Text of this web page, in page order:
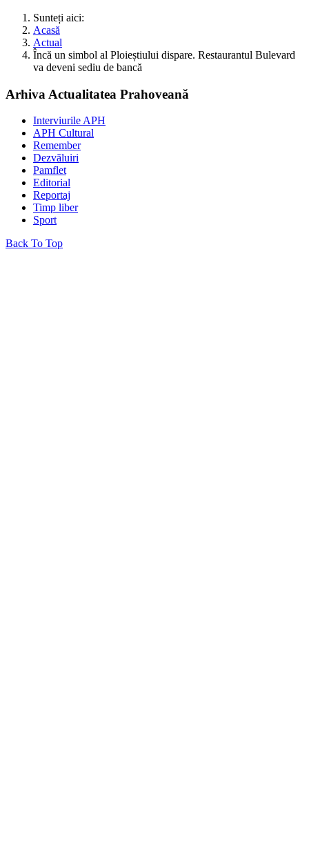
Sunteți aici:
Acasă
Actual
Încă un simbol al Ploieștiului dispare. Restaurantul Bulevard
va deveni sediu de bancă
Arhiva Actualitatea Prahoveană
Interviurile APH
APH Cultural
Remember
Dezvăluiri
Pamflet
Editorial
Reportaj
Timp liber
Sport
Back To Top